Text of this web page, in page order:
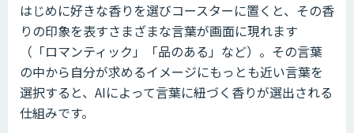
はじめに好きな香りを選びコースターに置くと、その香
りの印象を表すさまざまな言葉が画面に現れます
（「ロマンティック」「品のある」など）。その言葉
の中から自分が求めるイメージにもっとも近い言葉を
選択すると、AIによって言葉に紐づく香りが選出される
仕組みです。